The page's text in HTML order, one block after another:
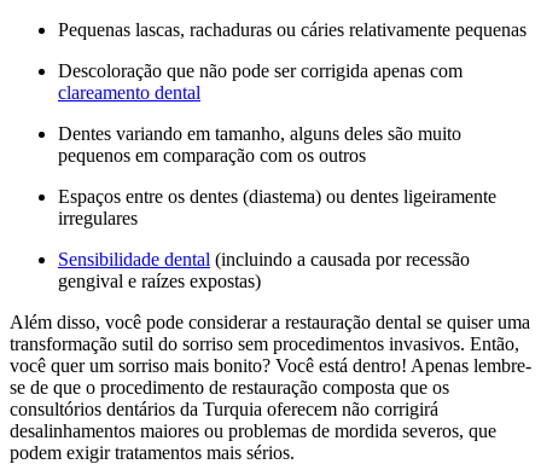
Pequenas lascas, rachaduras ou cáries relativamente pequenas
Descoloração que não pode ser corrigida apenas com
clareamento dental
Dentes variando em tamanho, alguns deles são muito
pequenos em comparação com os outros
Espaços entre os dentes (diastema) ou dentes ligeiramente
irregulares
Sensibilidade dental (incluindo a causada por recessão
gengival e raízes expostas)
Além disso, você pode considerar a restauração dental se quiser uma
transformação sutil do sorriso sem procedimentos invasivos. Então,
você quer um sorriso mais bonito? Você está dentro! Apenas lembre-
se de que o procedimento de restauração composta que os
consultórios dentários da Turquia oferecem não corrigirá
desalinhamentos maiores ou problemas de mordida severos, que
podem exigir tratamentos mais sérios.